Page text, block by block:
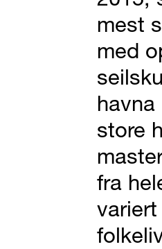
mest
med
store
fra